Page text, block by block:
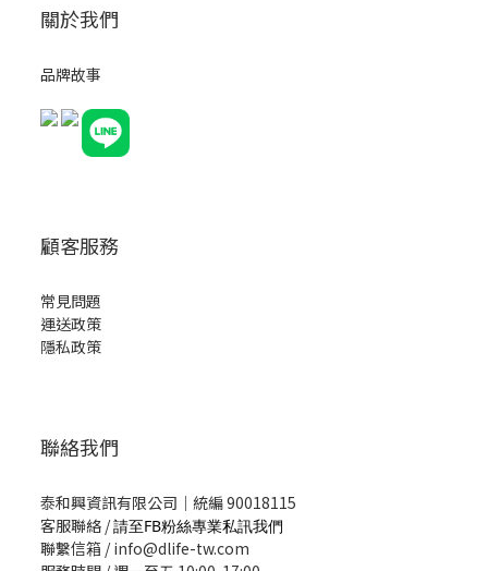
關於我們
品牌故事
顧客服務
常見問題
運送政策
隱私政策
聯絡我們
泰和興資訊有限公司｜統編 90018115
客服聯絡 /請至FB粉絲專業私訊我們
聯繫信箱 / info@dlife-tw.com